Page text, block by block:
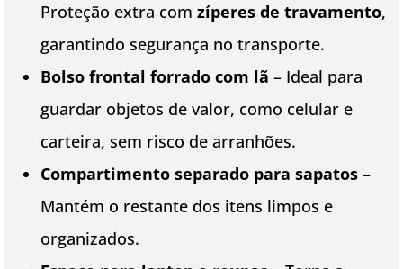
Proteção extra com zíperes de travamento,
garantindo segurança no transporte.
Bolso frontal forrado com lã – Ideal para
guardar objetos de valor, como celular e
carteira, sem risco de arranhões.
Compartimento separado para sapatos –
Mantém o restante dos itens limpos e
organizados.